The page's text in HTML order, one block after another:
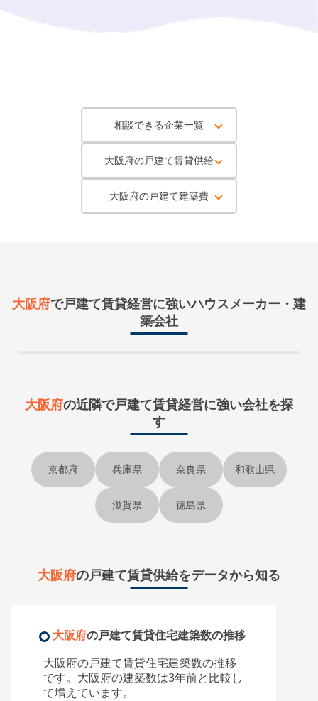
相談できる企業一覧
大阪府の戸建て賃貸供給
大阪府の戸建て建築費
大阪府で戸建て賃貸経営に強いハウスメーカー・建
築会社
大阪府の近隣で戸建て賃貸経営に強い会社を探
す
京都府 兵庫県 奈良県 和歌山県
滋賀県 徳島県
大阪府の戸建て賃貸供給をデータから知る
大阪府の戸建て賃貸住宅建築数の推移
大阪府の戸建て賃貸住宅建築数の推移
です。 大阪府の建築数は3年前と比較し
て増えています。